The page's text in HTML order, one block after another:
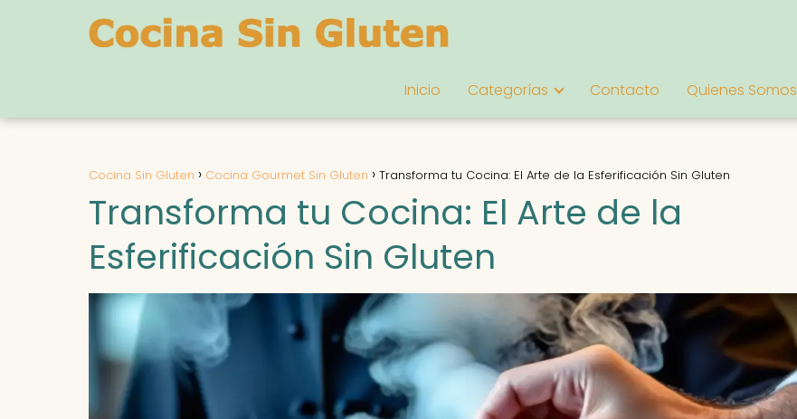
Inicio Categorías Contacto Quienes Somos
Cocina Sin Gluten Cocina Gourmet Sin Gluten Transforma tu Cocina: El Arte de la Esferificación Sin Gluten
Transforma tu Cocina: El Arte de la
Esferificación Sin Gluten